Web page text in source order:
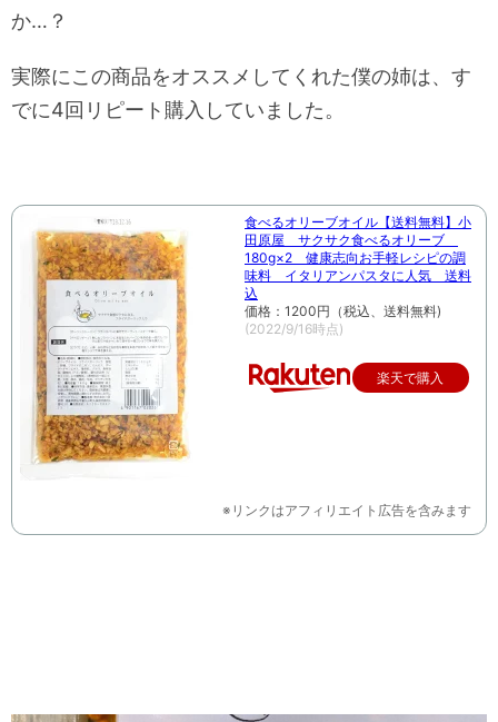
か…？
実際にこの商品をオススメしてくれた僕の姉は、す
でに4回リピート購入していました。
食べるオリーブオイル【送料無料】小
田原屋 サクサク食べるオリーブ
180g×2 健康志向お手軽レシピの調
味料 イタリアンパスタに人気 送料
込
価格：1200円（税込、送料無料)
(2022/9/16時点)
楽天で購入
※リンクはアフィリエイト広告を含みます